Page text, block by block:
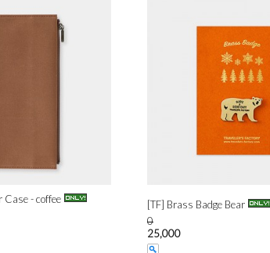
Case - coffee
[TF] Brass Badge Bear
0
25,000